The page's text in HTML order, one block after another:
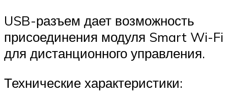
USB-разъем дает возможность
присоединения модуля Smart Wi-Fi
для дистанционного управления.
Технические характеристики: